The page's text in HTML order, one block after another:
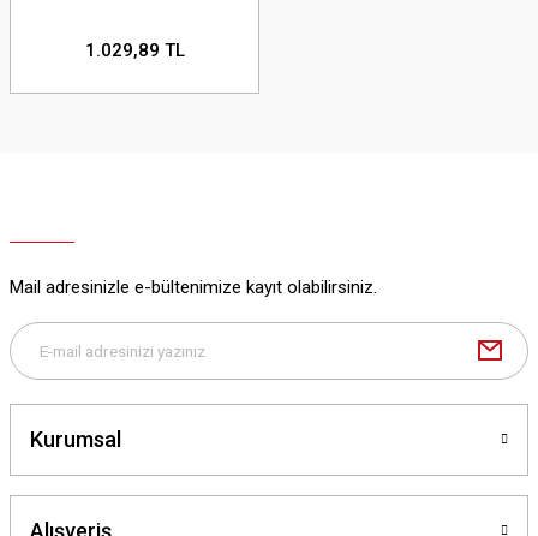
1.029,89 TL
Mail adresinizle e-bültenimize kayıt olabilirsiniz.
Kurumsal